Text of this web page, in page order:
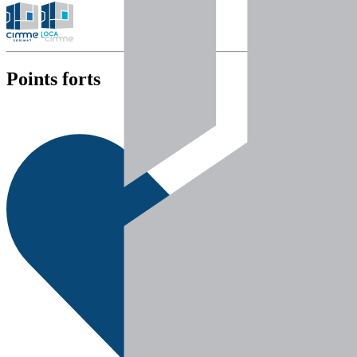
Points forts